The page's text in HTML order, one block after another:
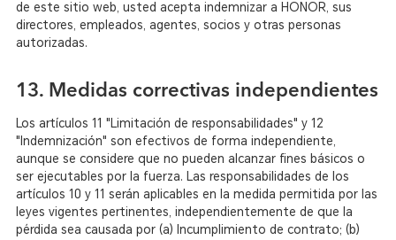
de este sitio web, usted acepta indemnizar a HONOR, sus
directores, empleados, agentes, socios y otras personas
autorizadas.
13. Medidas correctivas independientes
Los artículos 11 "Limitación de responsabilidades" y 12
"Indemnización" son efectivos de forma independiente,
aunque se considere que no pueden alcanzar fines básicos o
ser ejecutables por la fuerza. Las responsabilidades de los
artículos 10 y 11 serán aplicables en la medida permitida por las
leyes vigentes pertinentes, independientemente de que la
pérdida sea causada por (a) Incumplimiento de contrato; (b)